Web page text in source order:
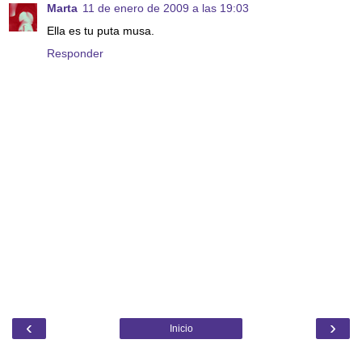
Marta 11 de enero de 2009 a las 19:03
Ella es tu puta musa.
Responder
‹ ›
Inicio